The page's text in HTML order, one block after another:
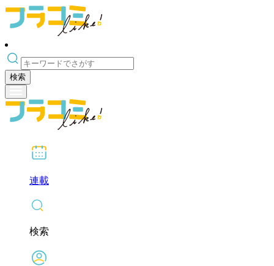
検索
連載
検索